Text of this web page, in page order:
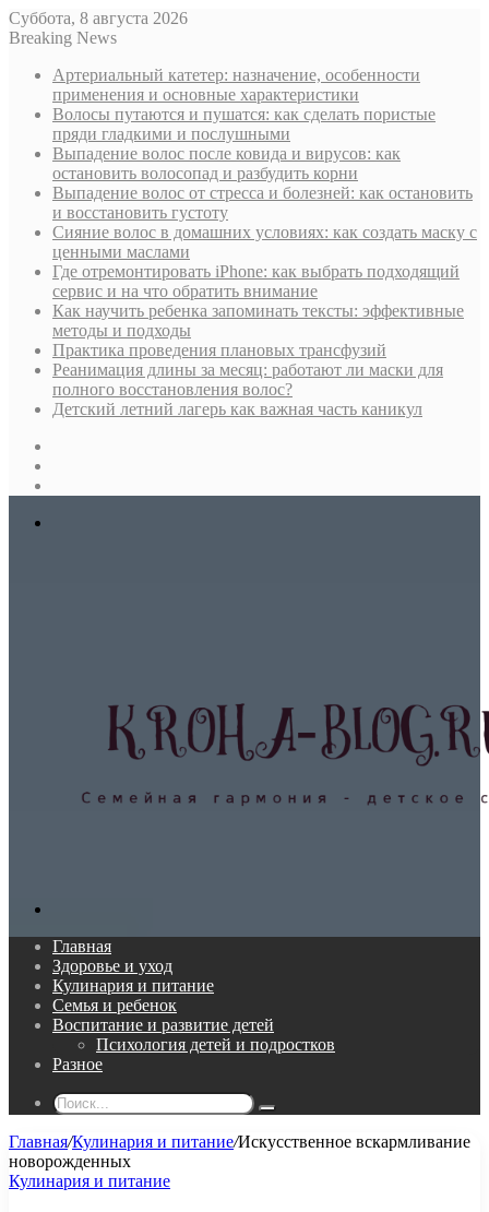
Суббота, 8 августа 2026
Breaking News
Артериальный катетер: назначение, особенности
применения и основные характеристики
Волосы путаются и пушатся: как сделать пористые
пряди гладкими и послушными
Выпадение волос после ковида и вирусов: как
остановить волосопад и разбудить корни
Выпадение волос от стресса и болезней: как остановить
и восстановить густоту
Сияние волос в домашних условиях: как создать маску с
ценными маслами
Где отремонтировать iPhone: как выбрать подходящий
сервис и на что обратить внимание
Как научить ребенка запоминать тексты: эффективные
методы и подходы
Практика проведения плановых трансфузий
Реанимация длины за месяц: работают ли маски для
полного восстановления волос?
Детский летний лагерь как важная часть каникул
Главная
Здоровье и уход
Кулинария и питание
Семья и ребенок
Воспитание и развитие детей
Психология детей и подростков
Разное
Поиск...
Главная/Кулинария и питание/Искусственное вскармливание
новорожденных
Кулинария и питание